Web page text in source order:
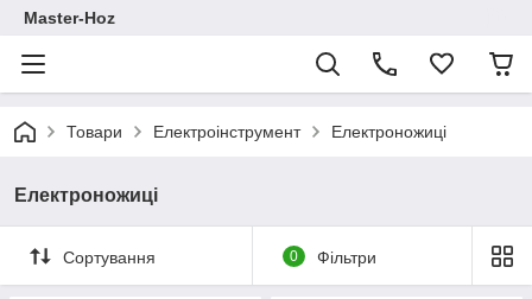
Master-Hoz
Товари Електроінструмент Електроножиці
Електроножиці
Сортування 0 Фільтри